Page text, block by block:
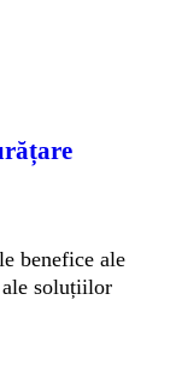
benefice ale
soluțiilor